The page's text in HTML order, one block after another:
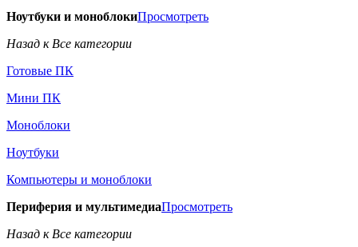
Ноутбуки и моноблокиПросмотреть
Назад к Все категории
Готовые ПК
Мини ПК
Моноблоки
Ноутбуки
Компьютеры и моноблоки
Периферия и мультимедиаПросмотреть
Назад к Все категории